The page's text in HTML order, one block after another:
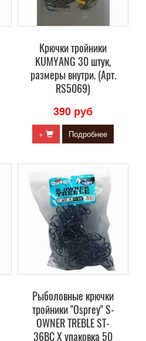
Крючки тройники
KUMYANG 30 штук,
размеры внутри. (Арт.
RS5069)
390 руб
+ Подробнее
Рыболовные крючки
тройники "Osprey" S-
OWNER TREBLE ST-
36BC X упаковка 50